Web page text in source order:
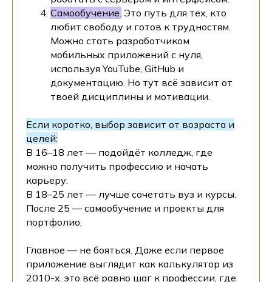
Самообучение. Это путь для тех, кто
любит свободу и готов к трудностям.
Можно стать разработчиком
мобильных приложений с нуля,
используя YouTube, GitHub и
документацию. Но тут всё зависит от
твоей дисциплины и мотивации.
Если коротко, выбор зависит от возраста и
целей:
В 16–18 лет — подойдёт колледж, где
можно получить профессию и начать
карьеру.
В 18–25 лет — лучше сочетать вуз и курсы.
После 25 — самообучение и проекты для
портфолио.
Главное — не бояться. Даже если первое
приложение выглядит как калькулятор из
2010-х, это всё равно шаг к профессии, где